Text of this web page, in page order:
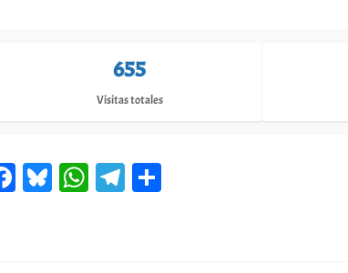
655
Visitas totales
Fa Bl W Te